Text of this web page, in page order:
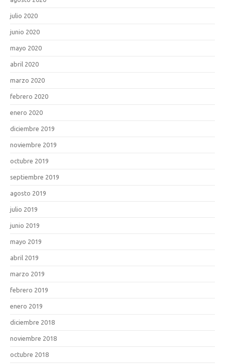
julio 2020
junio 2020
mayo 2020
abril 2020
marzo 2020
febrero 2020
enero 2020
diciembre 2019
noviembre 2019
octubre 2019
septiembre 2019
agosto 2019
julio 2019
junio 2019
mayo 2019
abril 2019
marzo 2019
febrero 2019
enero 2019
diciembre 2018
noviembre 2018
octubre 2018